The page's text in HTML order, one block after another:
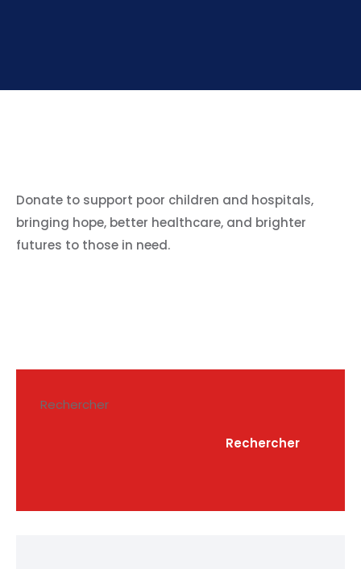
Donate to support poor children and hospitals,
bringing hope, better healthcare, and brighter
futures to those in need.
Rechercher
Rechercher